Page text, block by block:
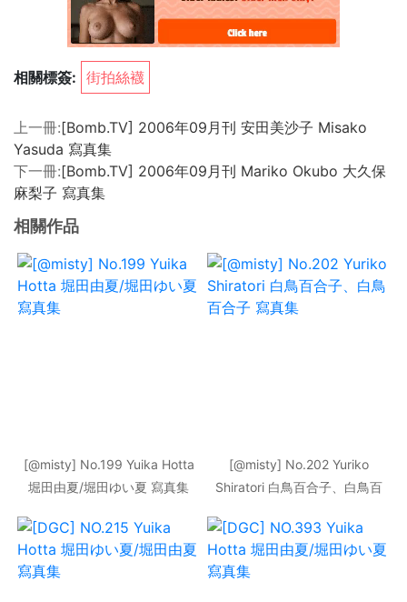
相關標簽: 街拍絲襪
上一冊:[Bomb.TV] 2006年09月刊 安田美沙子 Misako
Yasuda 寫真集
下一冊:[Bomb.TV] 2006年09月刊 Mariko Okubo 大久保
麻梨子 寫真集
相關作品
[@misty] No.199 Yuika Hotta
堀田由夏/堀田ゆい夏 寫真集
[@misty] No.202 Yuriko
Shiratori 白鳥百合子、白鳥百